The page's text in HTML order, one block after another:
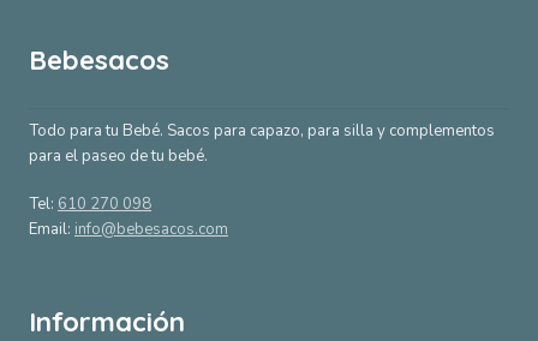
Bebesacos
Todo para tu Bebé. Sacos para capazo, para silla y complementos
para el paseo de tu bebé.
Tel: 610 270 098
Email: info@bebesacos.com
Información